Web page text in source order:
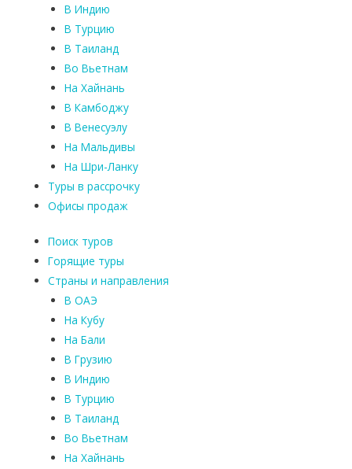
В Индию
В Турцию
В Таиланд
Во Вьетнам
На Хайнань
В Камбоджу
В Венесуэлу
На Мальдивы
На Шри-Ланку
Туры в рассрочку
Офисы продаж
Поиск туров
Горящие туры
Страны и направления
В ОАЭ
На Кубу
На Бали
В Грузию
В Индию
В Турцию
В Таиланд
Во Вьетнам
На Хайнань